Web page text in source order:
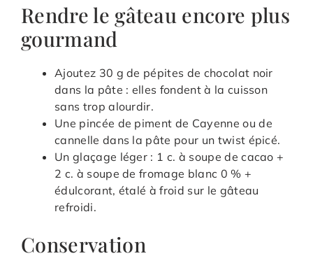
Rendre le gâteau encore plus
gourmand
Ajoutez 30 g de pépites de chocolat noir
dans la pâte : elles fondent à la cuisson
sans trop alourdir.
Une pincée de piment de Cayenne ou de
cannelle dans la pâte pour un twist épicé.
Un glaçage léger : 1 c. à soupe de cacao +
2 c. à soupe de fromage blanc 0 % +
édulcorant, étalé à froid sur le gâteau
refroidi.
Conservation